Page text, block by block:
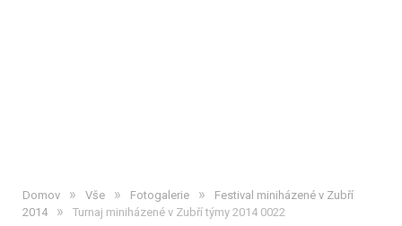
Domov » Vše » Fotogalerie »
Festival miniházené v Zubří
2014
» Turnaj miniházené v Zubří týmy 2014 0022